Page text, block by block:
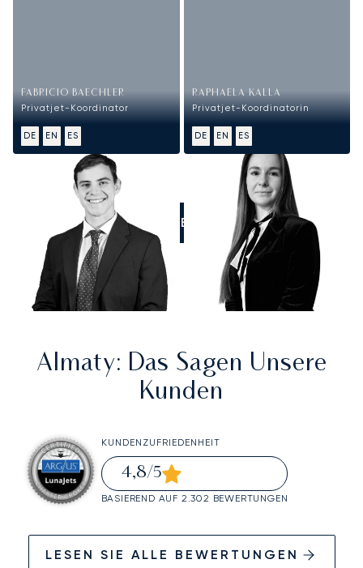
FABRICIO BAECHLER
Privatjet-Koordinator
DE EN ES
RAPHAELA KALLA
Privatjet-Koordinatorin
DE EN ES
RUFEN SIE UNS AN
Almaty: Das Sagen Unsere
Kunden
KUNDENZUFRIEDENHEIT
4,8/5
BASIEREND AUF 2.302 BEWERTUNGEN
LESEN SIE ALLE BEWERTUNGEN